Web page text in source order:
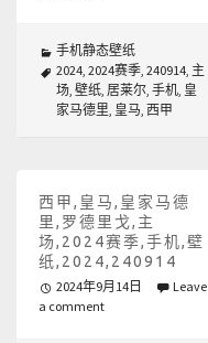
手机静态壁纸
2024, 2024赛季, 240914, 主
场, 壁纸, 居莱尔, 手机, 皇
家马德里, 皇马, 西甲
西甲,皇马,皇家马德
里,罗德里戈,主
场,2024赛季,手机,壁
纸,2024,240914
2024年9月14日
Leave
a comment